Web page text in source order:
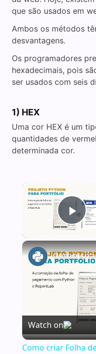
que são usados em
Ambos os métodos
desvantagens.
Os programadores
hexadecimais, pois
ser usados com seis
1) HEX
Uma cor HEX é um
quantidades de
determinada cor.
Watch on
Como criar Folha